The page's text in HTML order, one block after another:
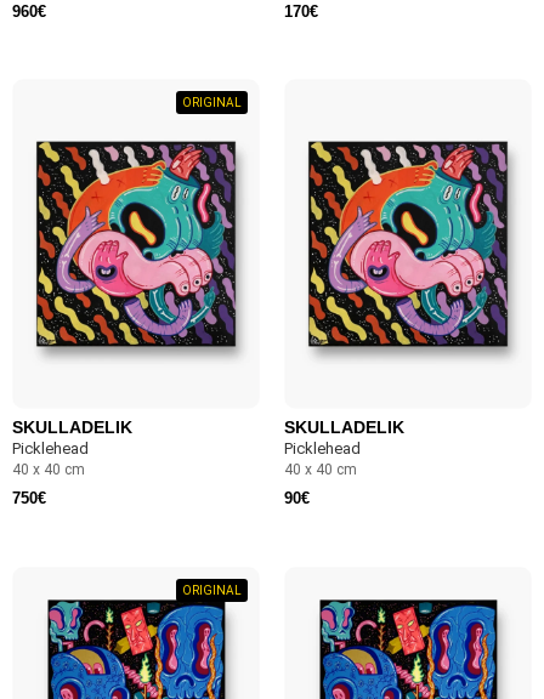
960€ 170€
ORIGINAL
SKULLADELIK
Picklehead
40 x 40 cm
750€
SKULLADELIK
Picklehead
40 x 40 cm
90€
ORIGINAL